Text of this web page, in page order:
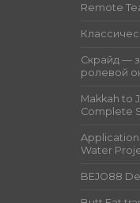
Remote
Скрайд —
ролевой
Makkah to
Complete
Water
BEJO88